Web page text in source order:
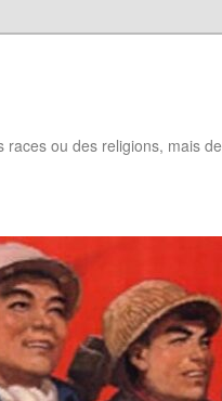
ou des religions, mais de